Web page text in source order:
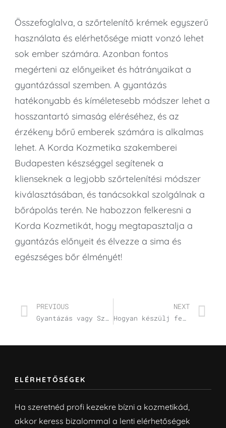
Összefoglalva, a szőrtelenítő krémek egyszerű
használata és elérhetősége miatt vonzó lehet
sok ember számára. Azonban fontos
megérteni az előnyeiket és hátrányaikat a
gyantázással szemben. A gyantázás
hatékonyabb és kíméletesebb módszer lehet a
hosszantartó simaság eléréséhez, és az
érzékeny bőrű emberek számára is alkalmas
lehet. A Korda Kozmetika szakemberei
Budapesten készséggel segítenek a
klienseknek a legjobb szőrtelenítési módszer
kiválasztásában, és tanácsokkal szolgálnak a
bőrápolás terén. Ne habozzon felkeresni a
Korda Kozmetikát, hogy megtapasztalja a
gyantázás előnyeit és élvezze a sima és
egészséges bőr élményét!
PREVIOUS NEXT
ELÉRHETŐSÉGEK
Ha szeretnéd profi kezekre bízni a kozmetikád,
akkor keress bizalommal a lenti elérhetőségek